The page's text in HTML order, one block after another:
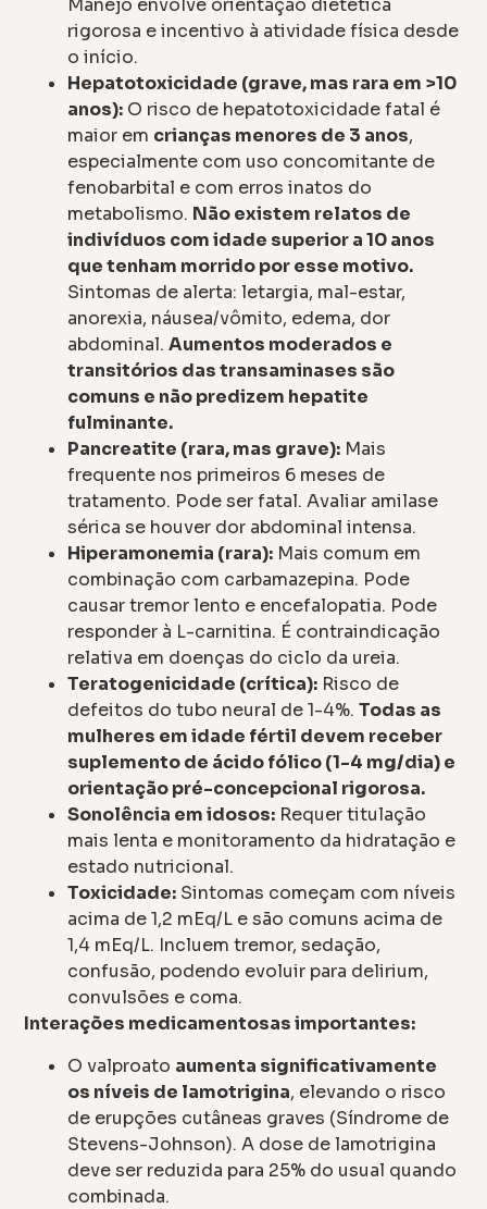
Manejo envolve orientação dietética
rigorosa e incentivo à atividade física desde
o início.
Hepatotoxicidade (grave, mas rara em >10
anos): O risco de hepatotoxicidade fatal é
maior em crianças menores de 3 anos,
especialmente com uso concomitante de
fenobarbital e com erros inatos do
metabolismo. Não existem relatos de
indivíduos com idade superior a 10 anos
que tenham morrido por esse motivo.
Sintomas de alerta: letargia, mal-estar,
anorexia, náusea/vômito, edema, dor
abdominal.Aumentos moderados e
transitórios das transaminases são
comuns e não predizem hepatite
fulminante.
Pancreatite (rara, mas grave): Mais
frequente nos primeiros 6 meses de
tratamento. Pode ser fatal. Avaliar amilase
sérica se houver dor abdominal intensa.
Hiperamonemia (rara): Mais comum em
combinação com carbamazepina. Pode
causar tremor lento e encefalopatia. Pode
responder à L-carnitina. É contraindicação
relativa em doenças do ciclo da ureia.
Teratogenicidade (crítica): Risco de
defeitos do tubo neural de 1-4%.Todas as
mulheres em idade fértil devem receber
suplemento de ácido fólico (1-4 mg/dia) e
orientação pré-concepcional rigorosa.
Sonolência em idosos: Requer titulação
mais lenta e monitoramento da hidratação e
estado nutricional.
Toxicidade: Sintomas começam com níveis
acima de 1,2 mEq/L e são comuns acima de
1,4 mEq/L. Incluem tremor, sedação,
confusão, podendo evoluir para delirium,
convulsões e coma.
Interações medicamentosas importantes:
O valproato aumenta significativamente
os níveis de lamotrigina, elevando o risco
de erupções cutâneas graves (Síndrome de
Stevens-Johnson). A dose de lamotrigina
deve ser reduzida para 25% do usual quando
combinada.